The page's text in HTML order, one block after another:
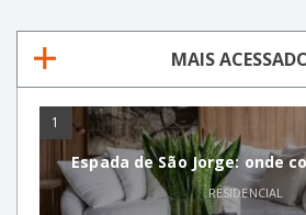
MAIS
1
Espada de São Jorge: onde
RESIDENCIAL